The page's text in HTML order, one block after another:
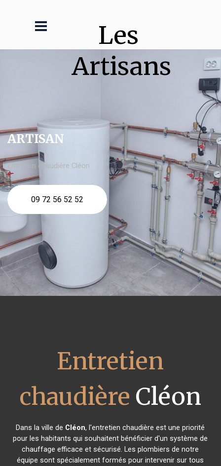
Les
Artisans
ARTISAN
Entretien chaudière Cléon
09 72 56 52 52
Entretien
chaudière Cléon
Dans la ville de Cléon, l'entretien chaudière est une priorité
pour les habitants qui souhaitent bénéficier d'un système de
chauffage efficace et sécurisé. Les plombiers de notre
équipe sont spécialement formés pour intervenir sur tous